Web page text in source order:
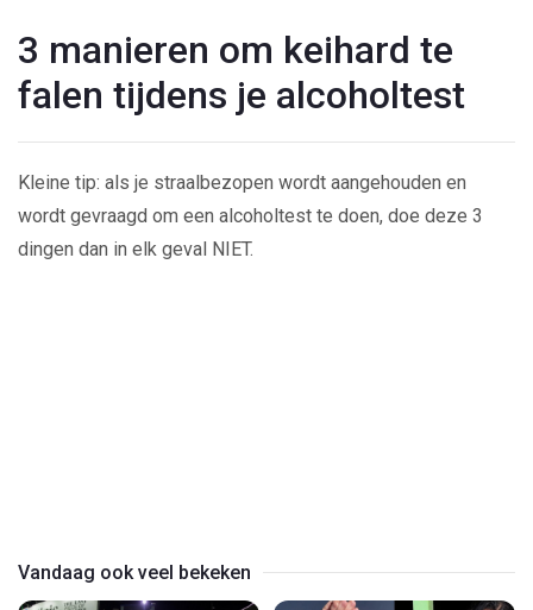
3 manieren om keihard te
falen tijdens je alcoholtest
Kleine tip: als je straalbezopen wordt aangehouden en
wordt gevraagd om een alcoholtest te doen, doe deze 3
dingen dan in elk geval NIET.
Vandaag ook veel bekeken